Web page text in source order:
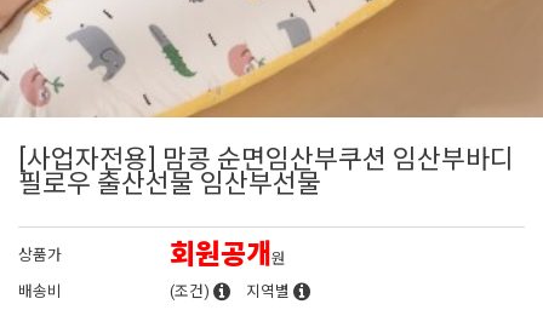
[사업자전용] 맘콩 순면임산부쿠션 임산부바디
필로우 출산선물 임산부선물
상품가 회원공개원
배송비
(조건) 지역별